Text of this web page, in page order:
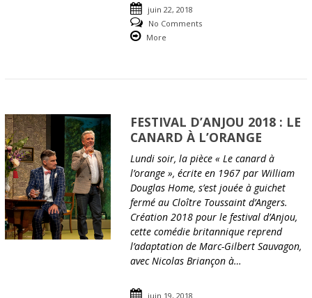
juin 22, 2018
No Comments
More
FESTIVAL D’ANJOU 2018 : LE
CANARD À L’ORANGE
Lundi soir, la pièce « Le canard à
l’orange », écrite en 1967 par William
Douglas Home, s’est jouée à guichet
fermé au Cloître Toussaint d’Angers.
Création 2018 pour le festival d’Anjou,
cette comédie britannique reprend
l’adaptation de Marc-Gilbert Sauvagon,
avec Nicolas Briançon à…
juin 19, 2018